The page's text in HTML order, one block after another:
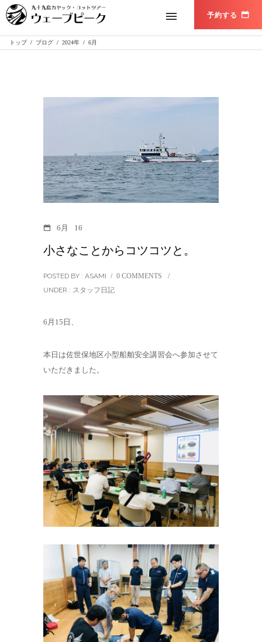
トップ / ブログ / 2024年 / 6月
6月 16
小さなことからコツコツと。
POSTED BY : ASAMI / 0 COMMENTS
/
UNDER : スタッフ日記
6月15日、
本日は佐世保地区小型船舶安全講習会へ参加させて
いただきました。